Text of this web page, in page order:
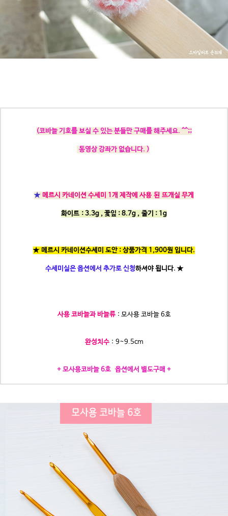
(코바늘 기호를 보실 수 있는 분들만 구매를 해주세요. ^^;;
동영상 강좌가 없습니다. )
★메르시 카네이션 수세미 1개 제작에 사용 된 뜨개실 무게
화이트 : 3.3g , 꽃잎 : 8.7g , 줄기 : 1g
★ 메르시 카네이션수세미 도안 : 상품가격 1,900원 입니다.
수세미실은 옵션에서 추가로 신청하셔야 됩니다. ★
사용 코바늘과 바늘류: 모사용 코바늘 6호
완성치수: 9~9.5cm
+ 모사용코바늘 6호 옵션에서 별도구매 +